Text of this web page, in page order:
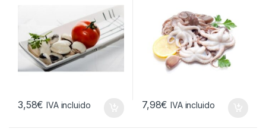
3,58€ IVA incluido 7,98€ IVA incluido